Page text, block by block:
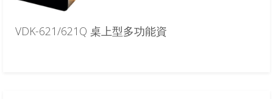
VDK-621/621Q 桌上型多功能資